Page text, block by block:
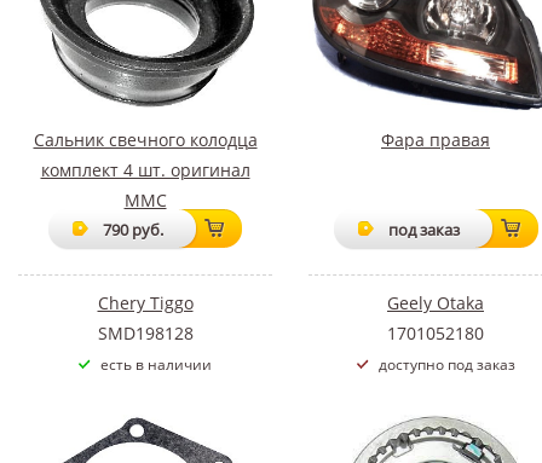
Сальник свечного колодца
комплект 4 шт. оригинал
ММС
790 руб.
Chery Tiggo
SMD198128
есть в наличии
Фара правая
под заказ
Geely Otaka
1701052180
доступно под заказ